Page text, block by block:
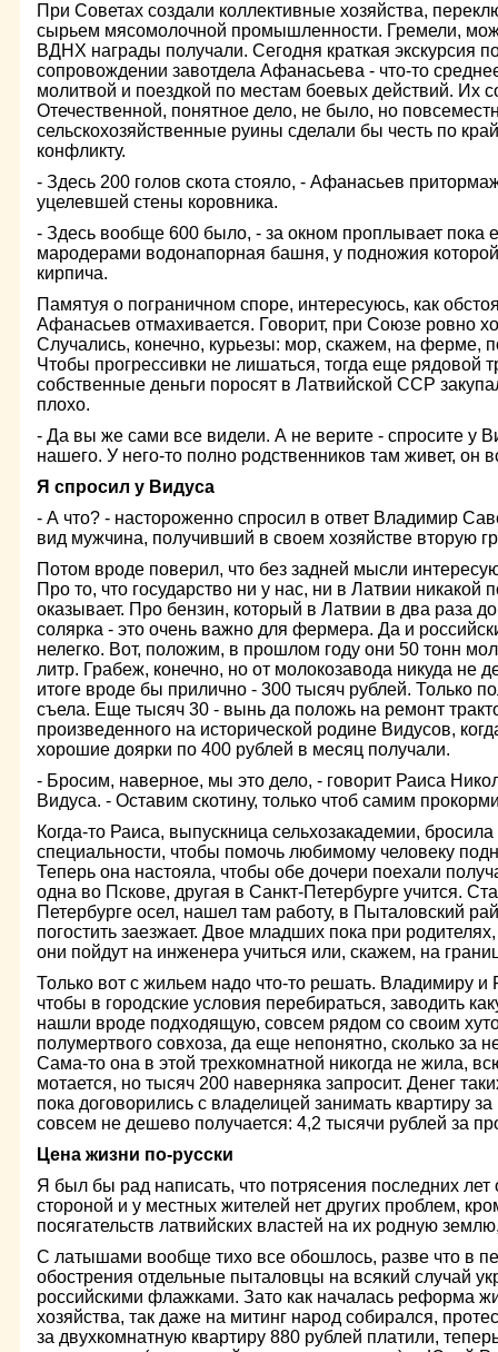
При Советах создали коллективные хозяйства,
сырьем мясомолочной промышленности. Гремели,
ВДНХ награды получали. Сегодня краткая экскурсия
сопровождении завотдела Афанасьева - что-то
молитвой и поездкой по местам боевых действий. Их
Отечественной, понятное дело, не было, но
сельскохозяйственные руины сделали бы честь по
конфликту.
- Здесь 200 голов скота стояло, - Афанасьев
уцелевшей стены коровника.
- Здесь вообще 600 было, - за окном проплывает пока
мародерами водонапорная башня, у подножия
кирпича.
Памятуя о пограничном споре, интересуюсь, как
Афанасьев отмахивается. Говорит, при Союзе ровно
Случались, конечно, курьезы: мор, скажем, на ферме,
Чтобы прогрессивки не лишаться, тогда еще рядовой
собственные деньги поросят в Латвийской ССР
плохо.
- Да вы же сами все видели. А не верите - спросите у
нашего. У него-то полно родственников там живет, он
Я спросил у Видуса
- А что? - настороженно спросил в ответ Владимир
вид мужчина, получивший в своем хозяйстве вторую
Потом вроде поверил, что без задней мысли
Про то, что государство ни у нас, ни в Латвии никакой
оказывает. Про бензин, который в Латвии в два раза
солярка - это очень важно для фермера. Да и
нелегко. Вот, положим, в прошлом году они 50 тонн
литр. Грабеж, конечно, но от молокозавода никуда не
итоге вроде бы прилично - 300 тысяч рублей. Только
съела. Еще тысяч 30 - вынь да положь на ремонт
произведенного на исторической родине Видусов,
хорошие доярки по 400 рублей в месяц получали.
- Бросим, наверное, мы это дело, - говорит Раиса
Видуса. - Оставим скотину, только чтоб самим
Когда-то Раиса, выпускница сельхозакадемии,
специальности, чтобы помочь любимому человеку
Теперь она настояла, чтобы обе дочери поехали
одна во Пскове, другая в Санкт-Петербурге учится.
Петербурге осел, нашел там работу, в Пыталовский
погостить заезжает. Двое младших пока при
они пойдут на инженера учиться или, скажем, на
Только вот с жильем надо что-то решать. Владимиру и
чтобы в городские условия перебираться, заводить
нашли вроде подходящую, совсем рядом со своим
полумертвого совхоза, да еще непонятно, сколько за
Сама-то она в этой трехкомнатной никогда не жила,
мотается, но тысяч 200 наверняка запросит. Денег
пока договорились с владелицей занимать квартиру за
совсем не дешево получается: 4,2 тысячи рублей за
Цена жизни по-русски
Я был бы рад написать, что потрясения последних
стороной и у местных жителей нет других проблем,
посягательств латвийских властей на их родную
С латышами вообще тихо все обошлось, разве что в
обострения отдельные пыталовцы на всякий случай
российскими флажками. Зато как началась реформа
хозяйства, так даже на митинг народ собирался,
за двухкомнатную квартиру 880 рублей платили,